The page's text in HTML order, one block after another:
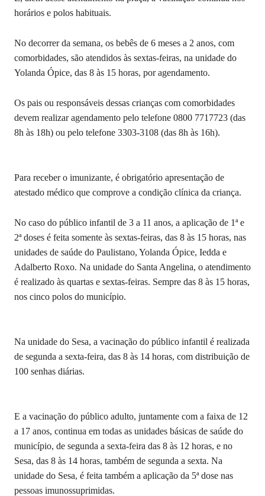
horários e polos habituais.
No decorrer da semana, os bebês de 6 meses a 2 anos, com
comorbidades, são atendidos às sextas-feiras, na unidade do
Yolanda Ópice, das 8 às 15 horas, por agendamento.
Os pais ou responsáveis dessas crianças com comorbidades
devem realizar agendamento pelo telefone 0800 7717723 (das
8h às 18h) ou pelo telefone 3303-3108 (das 8h às 16h).
Para receber o imunizante, é obrigatório apresentação de
atestado médico que comprove a condição clínica da criança.
No caso do público infantil de 3 a 11 anos, a aplicação de 1ª e
2ª doses é feita somente às sextas-feiras, das 8 às 15 horas, nas
unidades de saúde do Paulistano, Yolanda Ópice, Iedda e
Adalberto Roxo. Na unidade do Santa Angelina, o atendimento
é realizado às quartas e sextas-feiras. Sempre das 8 às 15 horas,
nos cinco polos do município.
Na unidade do Sesa, a vacinação do público infantil é realizada
de segunda a sexta-feira, das 8 às 14 horas, com distribuição de
100 senhas diárias.
E a vacinação do público adulto, juntamente com a faixa de 12
a 17 anos, continua em todas as unidades básicas de saúde do
município, de segunda a sexta-feira das 8 às 12 horas, e no
Sesa, das 8 às 14 horas, também de segunda a sexta. Na
unidade do Sesa, é feita também a aplicação da 5ª dose nas
pessoas imunossuprimidas.